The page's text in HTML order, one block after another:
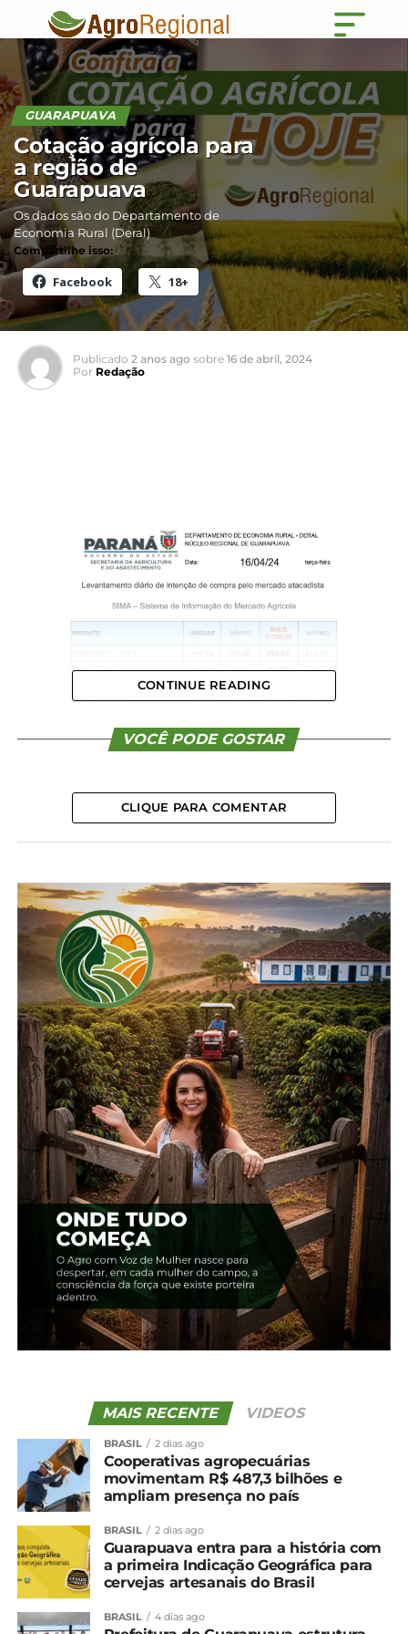
GUARAPUAVA
Cotação agrícola para
a região de
Guarapuava
Os dados são do Departamento de
Economia Rural (Deral)
Compartilhe isso:
Facebook 18+
Publicado 2 anos ago sobre 16 de abril, 2024
Por Redação
Compartilhe isso:
Facebook 18+
Relacionado
Cotação agrícola para a
região de Guarapuava
19 de fevereiro, 2024
Em "Guarapuava"
Cotação agrícola para
região de Guarapuava
1 de fevereiro, 2024
Em "Guarapuava"
Cotação agrícola para
região de Guarapuava
5 de fevereiro, 2024
Em "Guarapuava"
TÓPICOS RELACIONADOS:
UP NEXT
Queijos da região conquistam medalhas no
Mundial do Queijo do Brasil
CONTINUE READING
VOCÊ PODE GOSTAR
CLIQUE PARA COMENTAR
MAIS RECENTE VIDEOS
BRASIL 2 dias ago
Cooperativas agropecuárias
movimentam R$ 487,3 bilhões e
ampliam presença no país
BRASIL 2 dias ago
Guarapuava entra para a história com
a primeira Indicação Geográfica para
cervejas artesanais do Brasil
BRASIL 4 dias ago